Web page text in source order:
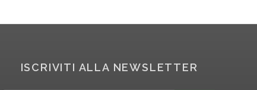
ISCRIVITI ALLA NEWSLETTER